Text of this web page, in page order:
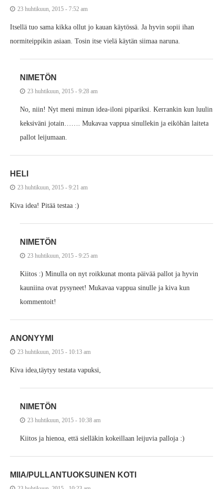
23 huhtikuun, 2015 - 7:52 am
Itsellä tuo sama kikka ollut jo kauan käytössä. Ja hyvin sopii ihan
normiteippikin asiaan. Tosin itse vielä käytän siimaa naruna.
NIMETÖN
23 huhtikuun, 2015 - 9:28 am
No, niin! Nyt meni minun idea-iloni pipariksi. Kerrankin kun luulin
keksiväni jotain……. Mukavaa vappua sinullekin ja eiköhän laiteta
pallot leijumaan.
HELI
23 huhtikuun, 2015 - 9:21 am
Kiva idea! Pitää testaa :)
NIMETÖN
23 huhtikuun, 2015 - 9:25 am
Kiitos :) Minulla on nyt roikkunat monta päivää pallot ja hyvin
kauniina ovat pysyneet! Mukavaa vappua sinulle ja kiva kun
kommentoit!
ANONYYMI
23 huhtikuun, 2015 - 10:13 am
Kiva idea,täytyy testata vapuksi,
NIMETÖN
23 huhtikuun, 2015 - 10:38 am
Kiitos ja hienoa, että sielläkin kokeillaan leijuvia palloja :)
MIIA/PULLANTUOKSUINEN KOTI